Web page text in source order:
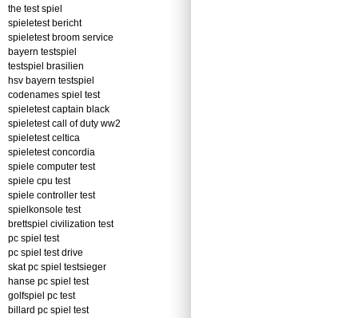
the test spiel
spieletest bericht
spieletest broom service
bayern testspiel
testspiel brasilien
hsv bayern testspiel
codenames spiel test
spieletest captain black
spieletest call of duty ww2
spieletest celtica
spieletest concordia
spiele computer test
spiele cpu test
spiele controller test
spielkonsole test
brettspiel civilization test
pc spiel test
pc spiel test drive
skat pc spiel testsieger
hanse pc spiel test
golfspiel pc test
billard pc spiel test